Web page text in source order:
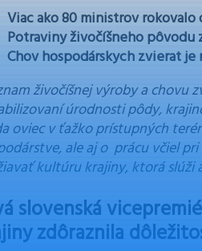
Viac ako 80 ministrov
Potraviny živočíšneho
Chov hospodárskych zvierat
živočíšnej výroby a chovu
úrodnosti pôdy,
oviec v ťažko prístupných
ale aj o prácu včiel
kultúru krajiny, ktorá slúži
slovenská
zdôraznila